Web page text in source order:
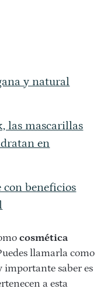
y natural
las mascarillas
en
con beneficios
cosmética
llamarla como
importante saber es
a esta